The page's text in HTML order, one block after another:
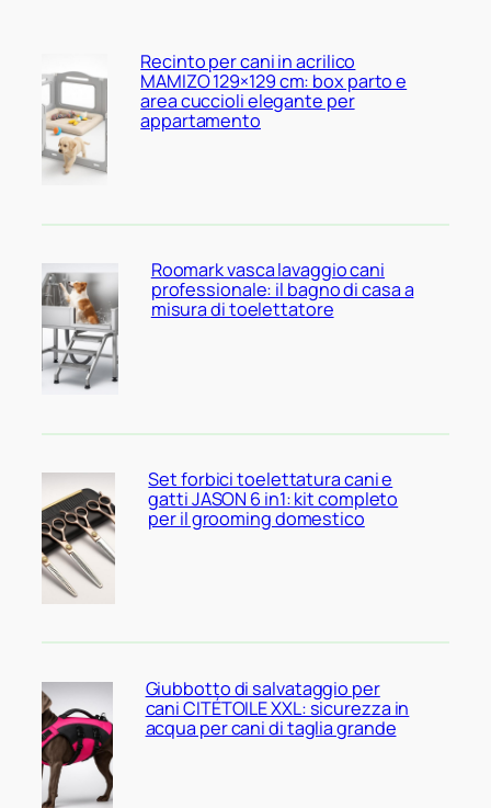
Recinto per cani in acrilico
MAMIZO 129×129 cm: box parto e
area cuccioli elegante per
appartamento
Roomark vasca lavaggio cani
professionale: il bagno di casa a
misura di toelettatore
Set forbici toelettatura cani e
gatti JASON 6 in1: kit completo
per il grooming domestico
Giubbotto di salvataggio per
cani CITÉTOILE XXL: sicurezza in
acqua per cani di taglia grande